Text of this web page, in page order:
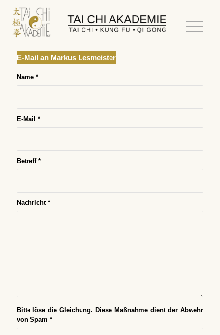
E-Mail an Markus Lesmeister
Name *
E-Mail *
Betreff *
Nachricht *
Bitte löse die Gleichung. Diese Maßnahme dient der Abwehr
von Spam *